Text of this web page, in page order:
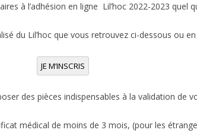
à l’adhésion en ligne Lil’hoc 2022-2023 quel
du Lil’hoc que vous retrouvez ci-dessous ou en
JE M’INSCRIS
des pièces indispensables à la validation de
médical de moins de 3 mois, (pour les